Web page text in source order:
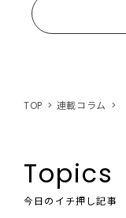
TOP 連載コラム
Topics
今日のイチ押し記事